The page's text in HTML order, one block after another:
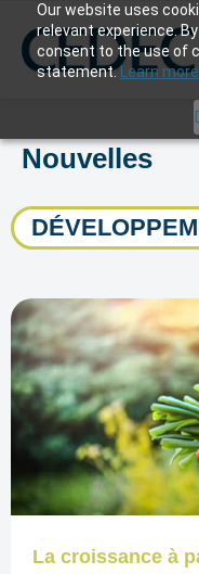
Our website uses
relevant experience.
consent to the use of
statement.Learn more.
Nouvelles
La croissance à